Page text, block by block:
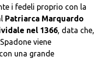
i fedeli proprio con la
Patriarca Marquardo
nel 1366, data che,
viene
una grande